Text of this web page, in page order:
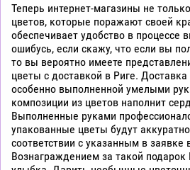
Теперь интернет-магазины не
цветов, которые поражают своей
обеспечивает удобство в процессе
ошибусь, если скажу, что если вы
то вы вероятно имеете
цветы с доставкой в Риге. Доставка
особенно выполненной умелыми
композиции из цветов наполнит
Выполненные руками
упакованные цветы будут
соответствии с указанным в заявке
Вознаграждением за такой